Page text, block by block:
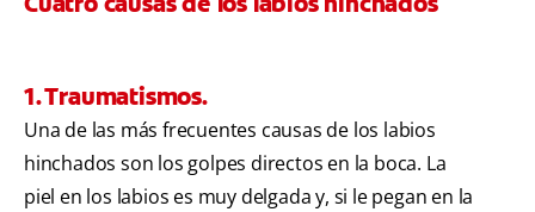
1. Traumatismos.
Una de las más frecuentes causas de los labios
hinchados son los golpes directos en la boca. La
piel en los labios es muy delgada y, si le pegan en la